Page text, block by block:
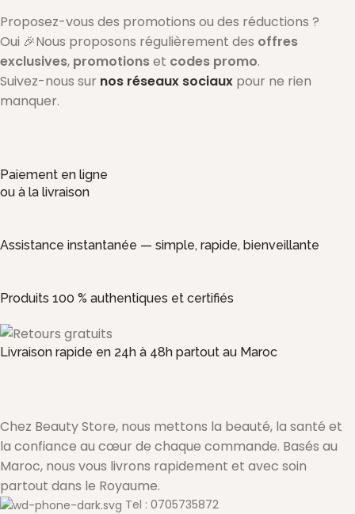
Proposez-vous des promotions ou des réductions ?
Oui 🎉Nous proposons régulièrement des offres
exclusives, promotionset codes promo.
Suivez-nous sur nos réseaux sociaux pour ne rien
manquer.
Paiement en ligne
ou à la livraison
Assistance instantanée — simple, rapide, bienveillante
Produits 100 % authentiques et certifiés
Livraison rapide en 24h à 48h partout au Maroc
Chez Beauty Store, nous mettons la beauté, la santé et
la confiance au cœur de chaque commande. Basés au
Maroc, nous vous livrons rapidement et avec soin
partout dans le Royaume.
Tel : 0705735872